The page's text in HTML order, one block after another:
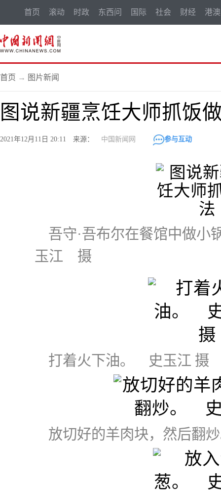
首页 滚动 时政 东西问 国际 社会 财经 港澳
首页 → 图片新闻
图说新疆烹饪大师抓饭
2021年12月11日 20:11 来源： 中国新闻网 参与互动
吾守·吾布尔在餐馆中做
玉江 摄
打着火下油。 史玉江 摄
放切好的羊肉块，然后翻